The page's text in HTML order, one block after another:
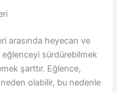
arasında heyecan ve
eğlenceyi sürdürebilmek
şarttır. Eğlence,
neden olabilir, bu nedenle